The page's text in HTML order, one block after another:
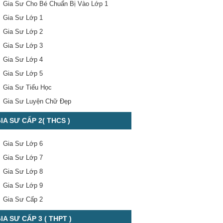
Gia Sư Cho Bé Chuẩn Bị Vào Lớp 1
Gia Sư Lớp 1
Gia Sư Lớp 2
Gia Sư Lớp 3
Gia Sư Lớp 4
Gia Sư Lớp 5
Gia Sư Tiểu Học
Gia Sư Luyện Chữ Đẹp
SƯ CẤP 2( THCS )
Gia Sư Lớp 6
Gia Sư Lớp 7
Gia Sư Lớp 8
Gia Sư Lớp 9
Gia Sư Cấp 2
SƯ CẤP 3 ( THPT )